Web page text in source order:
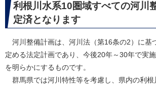
利根川水系10圏域すべての河川
定済となります
河川整備計画は、河川法（第16条の2）に基
定める法定計画であり、今後20年～30年で実
を明らかにするものです。
群馬県では河川特性等を考慮し、県内の利根